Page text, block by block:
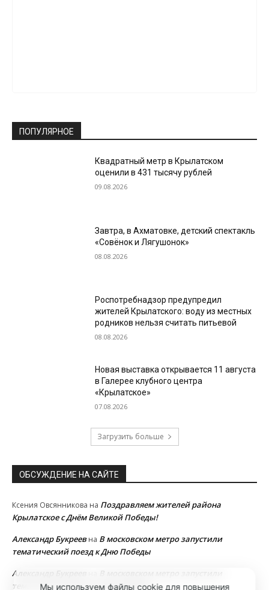
ПОПУЛЯРНОЕ
Квадратный метр в Крылатском
оценили в 431 тысячу рублей
09.08.2026
Завтра, в Ахматовке, детский спектакль
«Совёнок и Лягушонок»
08.08.2026
Роспотребнадзор предупредил
жителей Крылатского: воду из местных
родников нельзя считать питьевой
08.08.2026
Новая выставка открывается 11 августа
в Галерее клубного центра
«Крылатское»
07.08.2026
Загрузить больше
ОБСУЖДЕНИЕ НА САЙТЕ
Ксения Овсянникова на Поздравляем жителей района
Крылатское с Днём Великой Победы!
Александр Букреевна В московском метро запустили
тематический поезд к Дню Победы
Александр Букреев
В московском метро запустили
тематический поезд к Дню Победы
Мы используем файлы cookie для повышения